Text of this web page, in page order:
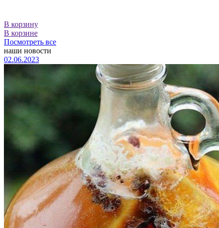
В корзину
В корзине
Посмотреть все
наши новости
02.06.2023